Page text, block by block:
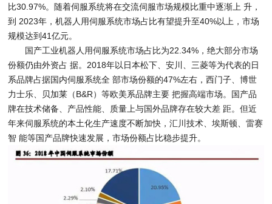
比30.97%。随着伺服系统将在交流伺服市场规模比重中逐渐上 升，
到 2023年，机器人用伺服系统市场占比有望提升至40%以上，市场
规模达到41亿元。
国产工业机器人用伺服系统市场占比为22.34%，绝大部分市场
份额仍由外资占 据。2018年以日本松下、安川、三菱等为代表的日
系品牌占据国内伺服系统全 部市场份额的47%左右，西门子、博世
力士乐、贝加莱（B&R）等欧美系品牌主要 把握高端市场。国产品
牌在技术储备、产品性能、质量上与国外品牌存在较大差 距。但近
年来伺服系统的本土化生产速度不断加快，汇川技术、埃斯顿、雷赛
智 能等国产品牌快速发展，市场份额占比稳步提升。